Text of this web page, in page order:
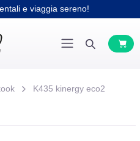
e viaggia sereno!
K435 kinergy eco2